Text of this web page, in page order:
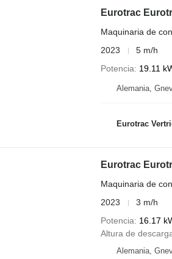
Eurotrac
Maquinaria de
2023
5 m/h
Potencia
19.11
Alemania,
Eurotrac
Eurotrac
Maquinaria de
2023
3 m/h
Potencia
16.17
Altura de
Alemania,